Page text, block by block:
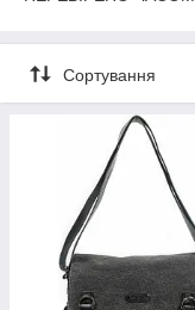
Сортування